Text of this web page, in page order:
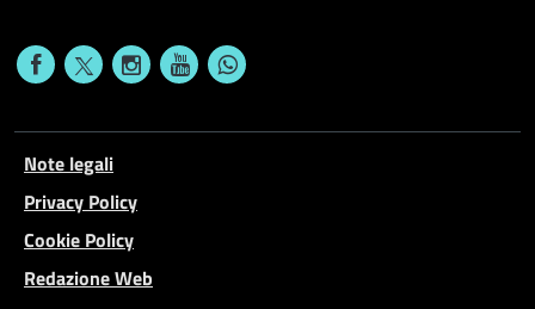
Note legali
Privacy Policy
Cookie Policy
Redazione Web